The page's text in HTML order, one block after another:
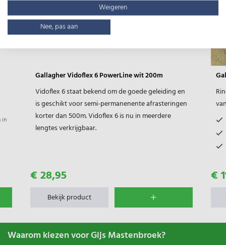
in
Gallagher Vidoflex 6 PowerLine wit 200m
Vidoflex 6 staat bekend om de goede geleiding en
is geschikt voor semi-permanenente afrasteringen
korter dan 500m. Vidoflex 6 is nu in meerdere
lengtes verkrijgbaar.
€ 28,95
Bekijk product
€
Waarom kiezen voor Gijs Mastenbroek?
Weigeren
Nee, pas aan